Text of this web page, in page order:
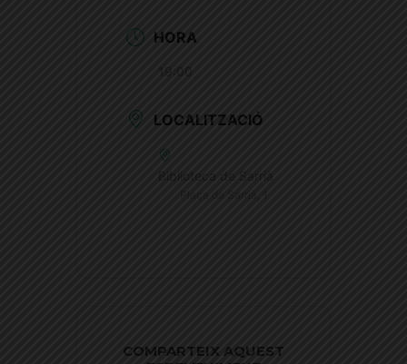
HORA
19:00
LOCALITZACIÓ
Biblioteca de Sarrià
COMPARTEIX AQUEST